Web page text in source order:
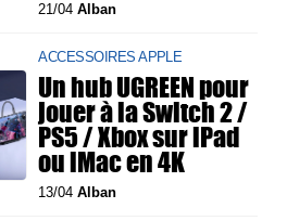
21/04Alban
ACCESSOIRES APPLE
Un hub UGREEN pour
jouer à la Switch 2 /
PS5 / Xbox sur iPad
ou iMac en 4K
13/04Alban